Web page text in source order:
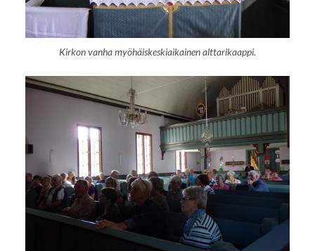
Kirkon vanha myöhäiskeskiaikainen alttarikaappi.